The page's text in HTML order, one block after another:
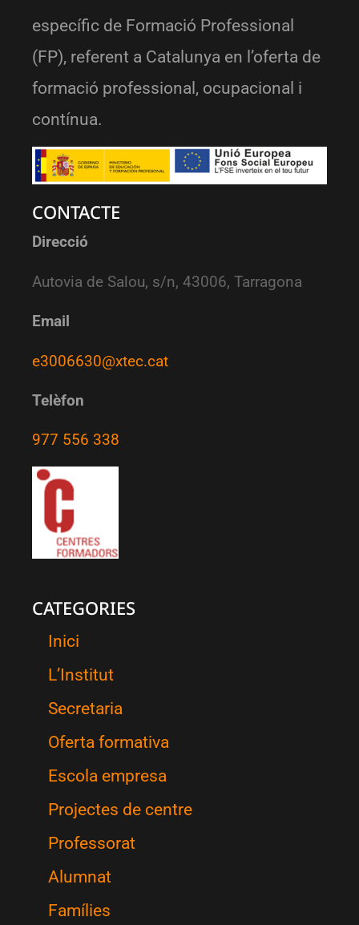
específic de Formació Professional
(FP), referent a Catalunya en l’oferta de
formació professional, ocupacional i
contínua.
CONTACTE
Direcció
Autovia de Salou, s/n, 43006, Tarragona
Email
e3006630@xtec.cat
Telèfon
977 556 338
CATEGORIES
Inici
L’Institut
Secretaria
Oferta formativa
Escola empresa
Projectes de centre
Professorat
Alumnat
Famílies